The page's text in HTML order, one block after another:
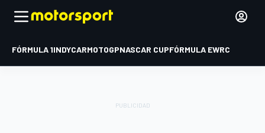
FÓRMULA 1INDYCARMOTOGPNASCAR CUPFÓRMULA EWRC